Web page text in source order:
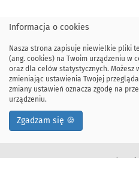
Informacja o cookies
Nasza strona zapisuje niewielkie pliki
(ang. cookies) na Twoim urządzeniu w
oraz dla celów statystycznych. Możesz
zmieniając ustawienia Twojej
zmiany ustawień oznacza zgodę na
urządzeniu.
Zgadzam się 🍪